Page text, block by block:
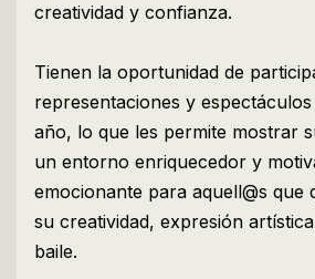
creatividad y confianza.
Tienen la oportunidad de
representaciones y
año, lo que les permite mostrar
un entorno enriquecedor y
emocionante para aquell@s que
su creatividad, expresión
baile.